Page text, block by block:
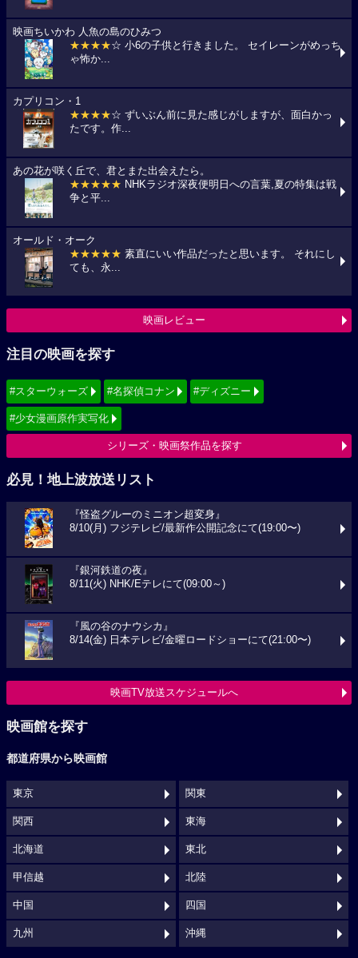
映画ちいかわ 人魚の島のひみつ
★★★★☆ 小6の子供と行きました。 セイレーンがめっち
ゃ怖か...
カプリコン・1
★★★★☆ ずいぶん前に見た感じがしますが、面白かっ
たです。作...
あの花が咲く丘で、君とまた出会えたら。
★★★★★ NHKラジオ深夜便明日への言葉,夏の特集は戦
争と平...
オールド・オーク
★★★★★ 素直にいい作品だったと思います。 それにし
ても、永...
映画レビュー
注目の映画を探す
#スターウォーズ #名探偵コナン #ディズニー
#少女漫画原作実写化
シリーズ・映画祭作品を探す
必見！地上波放送リスト
『怪盗グルーのミニオン超変身』
8/10(月) フジテレビ/最新作公開記念にて(19:00〜)
『銀河鉄道の夜』
8/11(火) NHK/Eテレにて(09:00～)
『風の谷のナウシカ』
8/14(金) 日本テレビ/金曜ロードショーにて(21:00〜)
映画TV放送スケジュールへ
映画館を探す
都道府県から映画館
東京 関東
関西 東海
北海道 東北
甲信越 北陸
中国 四国
九州 沖縄